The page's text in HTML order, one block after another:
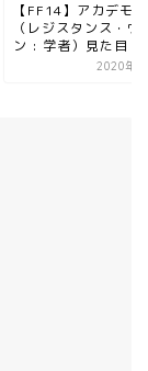
【FF14】アカデモス
（レジスタンス・ウ
ン : 学者）見た目・
2020年4